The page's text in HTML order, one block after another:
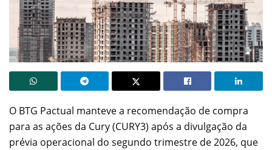
O BTG Pactual manteve a recomendação de compra
para as ações da Cury (CURY3) após a divulgação da
prévia operacional do segundo trimestre de 2026, que